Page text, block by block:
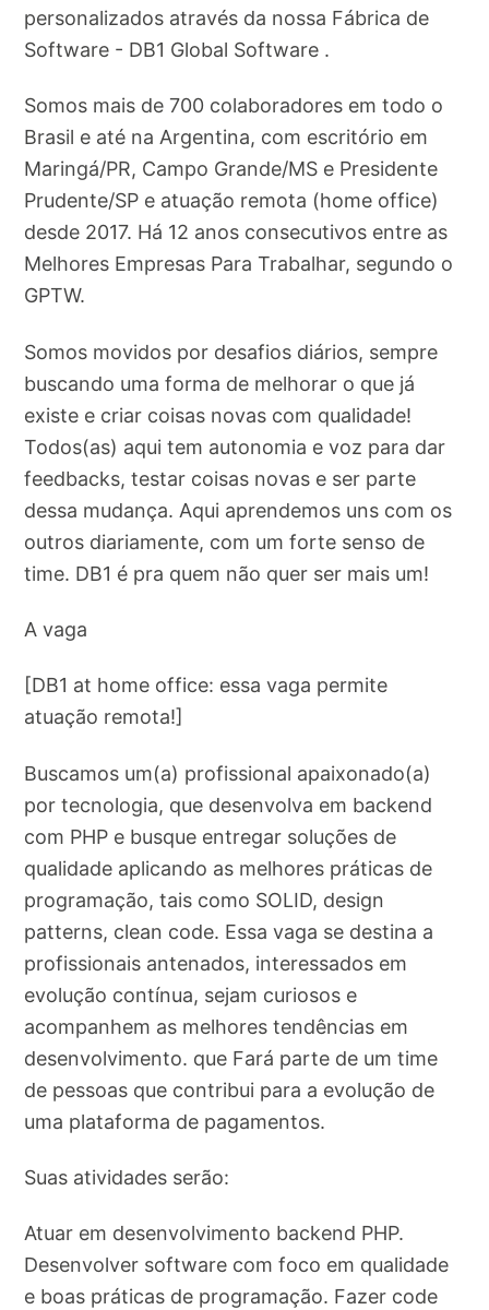
personalizados através da nossa Fábrica de
Software - DB1 Global Software .
Somos mais de 700 colaboradores em todo o
Brasil e até na Argentina, com escritório em
Maringá/PR, Campo Grande/MS e Presidente
Prudente/SP e atuação remota (home office)
desde 2017. Há 12 anos consecutivos entre as
Melhores Empresas Para Trabalhar, segundo o
GPTW.
Somos movidos por desafios diários, sempre
buscando uma forma de melhorar o que já
existe e criar coisas novas com qualidade!
Todos(as) aqui tem autonomia e voz para dar
feedbacks, testar coisas novas e ser parte
dessa mudança. Aqui aprendemos uns com os
outros diariamente, com um forte senso de
time. DB1 é pra quem não quer ser mais um!
A vaga
[DB1 at home office: essa vaga permite
atuação remota!]
Buscamos um(a) profissional apaixonado(a)
por tecnologia, que desenvolva em backend
com PHP e busque entregar soluções de
qualidade aplicando as melhores práticas de
programação, tais como SOLID, design
patterns, clean code. Essa vaga se destina a
profissionais antenados, interessados em
evolução contínua, sejam curiosos e
acompanhem as melhores tendências em
desenvolvimento. que Fará parte de um time
de pessoas que contribui para a evolução de
uma plataforma de pagamentos.
Suas atividades serão:
Atuar em desenvolvimento backend PHP.
Desenvolver software com foco em qualidade
e boas práticas de programação. Fazer code